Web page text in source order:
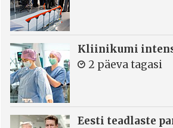
Kliinikumi
2 päeva tagasi
Eesti teadlaste